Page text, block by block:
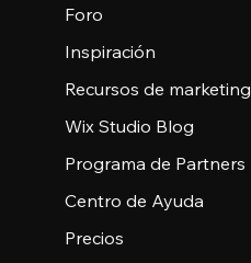
Foro
Inspiración
Recursos de marketing
Wix Studio Blog
Programa de Partners
Centro de Ayuda
Precios